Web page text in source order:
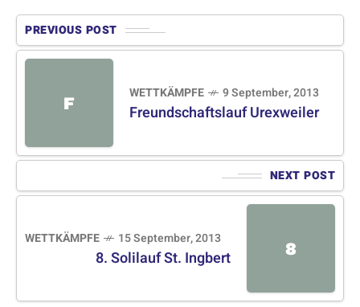
PREVIOUS POST
F WETTKÄMPFE 9 September, 2013
Freundschaftslauf Urexweiler
NEXT POST
8
WETTKÄMPFE 15 September, 2013
8. Solilauf St. Ingbert